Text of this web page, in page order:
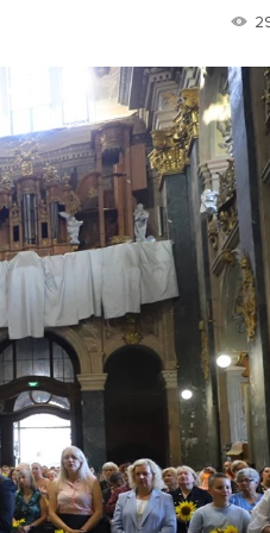
[email protected]
Політика